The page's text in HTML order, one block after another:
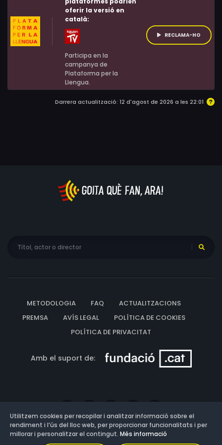
oferir la versió en
català:
Participa en la
campanya de
Plataforma per la
Llengua.
RECLAMA-HO
Darrera actualització: 12 d'agost de 2026 a les 22:01
METODOLOGIA FAQ
ACTUALITZACIONS
PREMSA
AVÍS LEGAL
POLÍTICA DE COOKIES
POLÍTICA DE PRIVACITAT
Amb el suport de:
Utilitzem cookies per recopilar i analitzar informació sobre el
rendiment i l’ús del lloc web, per proporcionar funcionalitats i per
millorar i personalitzar el contingut. Més informació